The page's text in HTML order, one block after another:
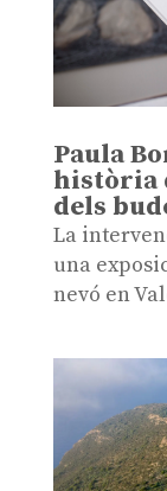
Paula
història
dels
La
una
nevó en